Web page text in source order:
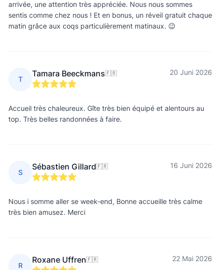
arrivée, une attention très appréciée. Nous nous sommes
sentis comme chez nous ! Et en bonus, un réveil gratuit chaque
matin grâce aux coqs particulièrement matinaux. 😉
T
Tamara Beeckmans🇫🇷 20 Juni 2026
Accueil très chaleureux. Gîte très bien équipé et alentours au
top. Très belles randonnées à faire.
S
Sébastien Gillard🇫🇷 16 Juni 2026
Nous i somme aller se week-end, Bonne accueille très calme
très bien amusez. Merci
R
Roxane Uffren🇫🇷 22 Mai 2026